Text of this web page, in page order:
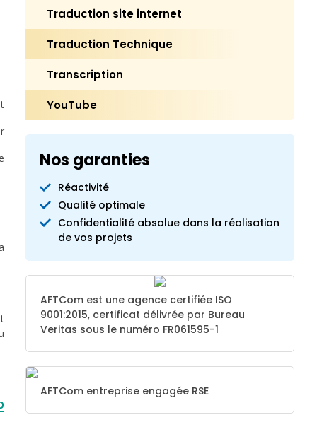
Traduction site internet
Traduction Technique
Transcription
YouTube
Nos garanties
Réactivité
Qualité optimale
Confidentialité absolue dans la réalisation
de vos projets
AFTCom est une agence certifiée ISO
9001:2015, certificat délivrée par Bureau
Veritas sous le numéro FR061595-1
AFTCom entreprise engagée RSE